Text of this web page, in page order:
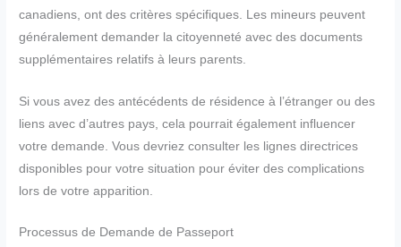
canadiens, ont des critères spécifiques. Les mineurs peuvent
généralement demander la citoyenneté avec des documents
supplémentaires relatifs à leurs parents.
Si vous avez des antécédents de résidence à l’étranger ou des
liens avec d’autres pays, cela pourrait également influencer
votre demande. Vous devriez consulter les lignes directrices
disponibles pour votre situation pour éviter des complications
lors de votre apparition.
Processus de Demande de Passeport